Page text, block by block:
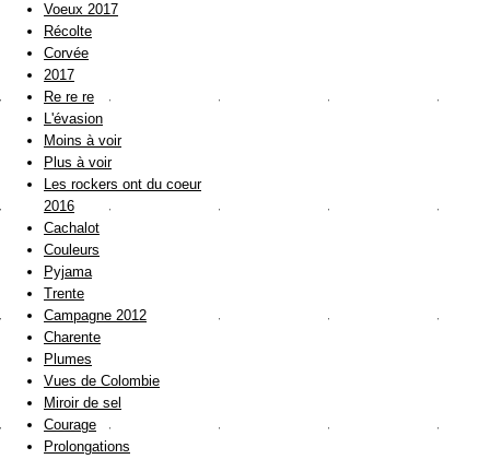
Voeux 2017
Récolte
Corvée
2017
Re re re
L'évasion
Moins à voir
Plus à voir
Les rockers ont du coeur
2016
Cachalot
Couleurs
Pyjama
Trente
Campagne 2012
Charente
Plumes
Vues de Colombie
Miroir de sel
Courage
Prolongations